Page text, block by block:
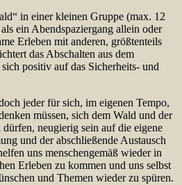
in einer kleinen Gruppe (max. 12
ein Abendspaziergang allein oder
Erleben mit anderen, größtenteils
das Abschalten aus dem
positiv auf das Sicherheits- und
jeder für sich, im eigenen Tempo,
müssen, sich dem Wald und der
neugierig sein auf die eigene
und der abschließende Austausch
uns menschengemäß wieder in
Erleben zu kommen und uns selbst
und Themen wieder zu spüren.